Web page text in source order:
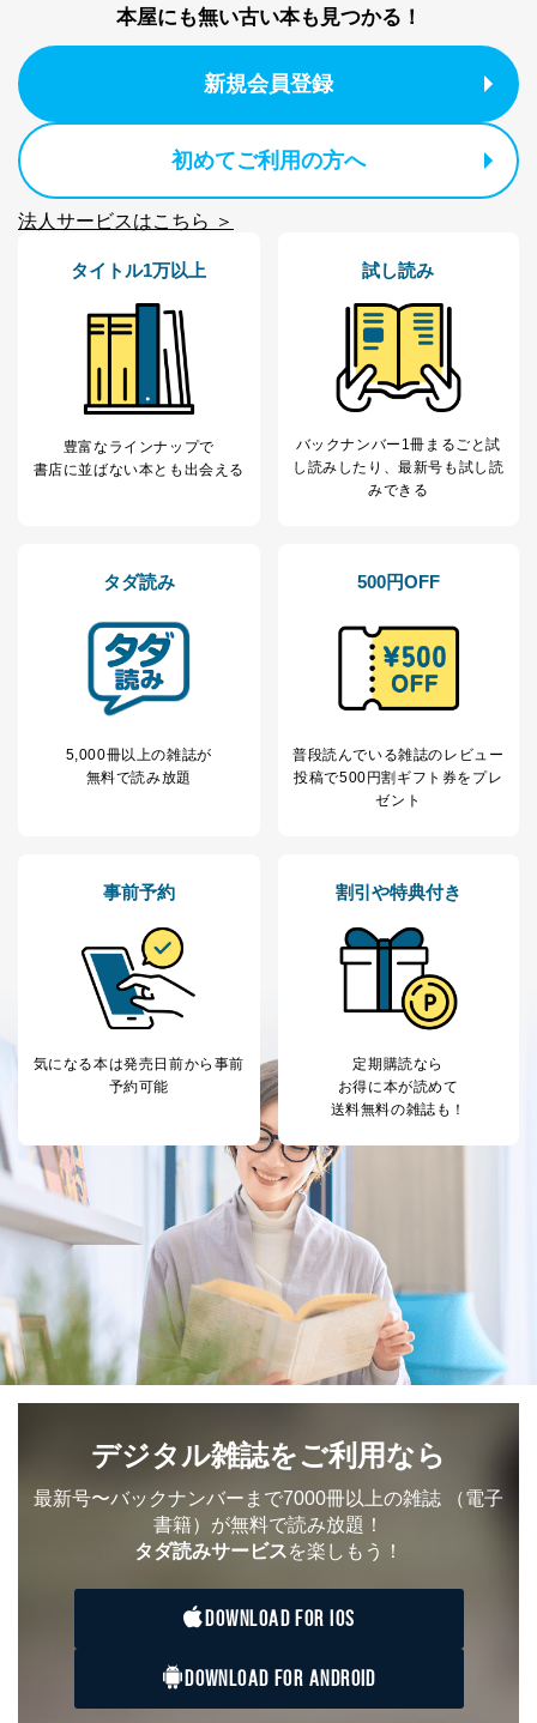
代表取締役会長 西野 伸一郎
当社は以下の個人情報保護管理者を設置し、個人情報保
護管理者の責任のもと、個人情報を取得・アクセス・利
用・提供・管理いたします。
株式会社富士山マガジンサービス
個人情報保護管理者: 経営管理グループディレクター 前
田 嘉也
りです。
No
個人情報の種類 利用目的
当社の定期購読サ
の方の個人情報
ス、キャンペーン等の広告の案内
閲覧履歴や購買履歴等の情報を分
析して、趣味・嗜好に
応じた新商品・サービスに関する
2 いただいた方の個
人情報
処、オペレーター教育など応対品
質向上のため
Aサービス利用者
カスタマーQ＆Aサイトの投稿内容
ス、キャンペーン等の広告に関す
採用応募者の方の
個人情報
当社の従業者の個
人情報
人事、総務などの雇用管理等のた
め
パートナー（提携
定期購読サービス
等をご利用の方の
購入商品配送のため
提携企業及びお客様がご購入され
た商品の発売元企業からのｅメー
ル等による商品、
サービス、キャンペーン等の広告
に関するご案内のため
7
SNS公式アカウン
トに登録された方
の個人情報
当社のサービス利用状況の把握お
よびその分析のため
お問い合わせ対応、トラブル対
処、オペレーター教育など応対品
質向上のため
その他当社のプライバシーポリシ
ー等にて公表する利用目的達成の
ため
※上記の利用目的のうちNo.1～5については保有個人デ
開示等のご請求に対応させていただきます。
なお、6、7については、パートナー（提携企業）様又は
各SNS運営会社様にご請求いただきますようお願い致し
３．個人情報の第三者提供について
当社は、取得した個人情報を適切に管理し､あらかじめ
本人の同意を得ることなく第三者に提供することはあり
ません。ただし、次の場合は除きます。
法令に基づく場合
人の生命､身体または財産の保護のために必要がある
本屋にも無い古い本も見つかる！
新規会員登録
初めてご利用の方へ
法人サービスはこちら ＞
タイトル1万以上
豊富なラインナップで
書店に並ばない本とも出会える
試し読み
バックナンバー1冊まるごと試
し読み したり、最新号も試し読
みできる
タダ読み
5,000冊以上の雑誌が
無料で読み放題
500円OFF
普段読んでいる雑誌のレビュー
投稿で500円割ギフト券をプレ
ゼント
事前予約
気になる本は発売日前から事前
予約可能
割引や特典付き
定期購読なら
お得に本が読めて
送料無料の雑誌も！
デジタル雑誌をご利用なら
最新号〜バックナンバーまで7000冊以上の雑誌 （電子
書籍）が無料で読み放題！
タダ読みサービスを楽しもう！
DOWNLOAD FOR IOS
DOWNLOAD FOR ANDROID